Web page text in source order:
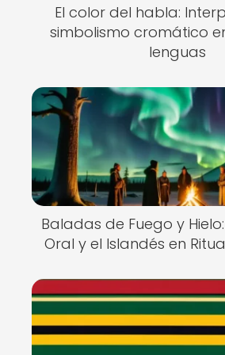
El color del habla:
simbolismo cromático
lenguas
Baladas de Fuego y
Oral y el Islandés en